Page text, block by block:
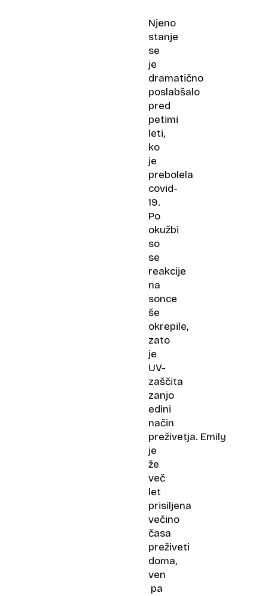
Njeno
stanje
se
je
dramatično
poslabšalo
pred
petimi
leti,
ko
je
prebolela
covid-
19.
Po
okužbi
so
se
reakcije
na
sonce
še
okrepile,
zato
je
UV-
zaščita
zanjo
edini
način
preživetja. Emily
je
že
več
let
prisiljena
večino
časa
preživeti
doma,
ven
pa